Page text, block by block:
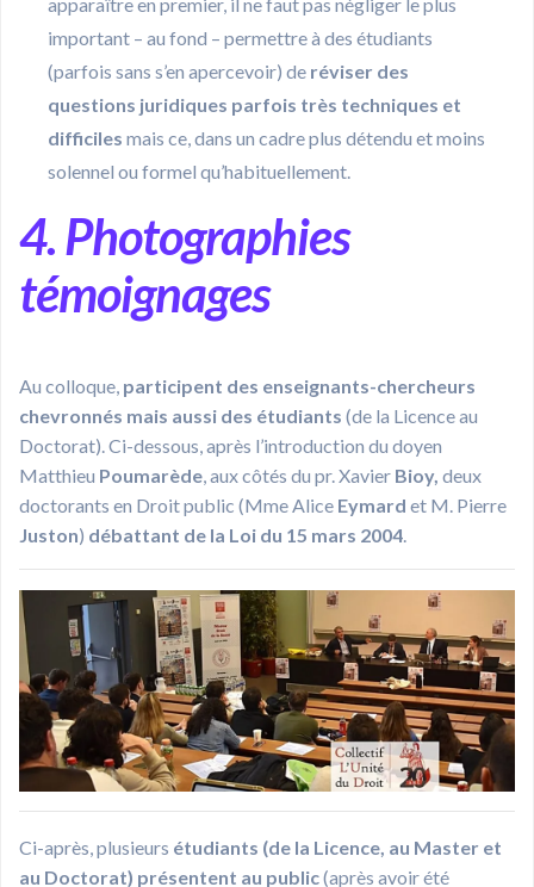
important – au fond – permettre à des étudiants
(parfois sans s’en apercevoir) de réviser des
questions juridiques parfois très techniques et
difficiles mais ce, dans un cadre plus détendu et moins
solennel ou formel qu’habituellement.
4. Photographies
témoignages
Au colloque, participent des enseignants-chercheurs
chevronnés mais aussi des étudiants (de la Licence au
Doctorat). Ci-dessous, après l’introduction du doyen
Matthieu Poumarède, aux côtés du pr. Xavier Bioy, deux
doctorants en Droit public (Mme Alice Eymard et M. Pierre
Juston) débattant de la Loi du 15 mars 2004.
Ci-après, plusieurs étudiants (de la Licence, au Master et
au Doctorat) présentent au public(après avoir été